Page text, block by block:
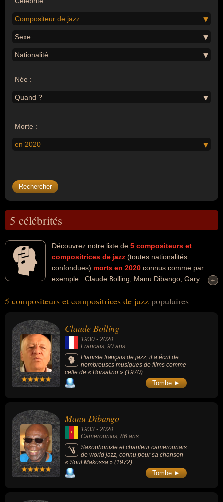
Compositeur de jazz
Sexe
Nationalité
Née :
Quand ?
Morte :
en 2020
5 célébrités
Découvrez notre liste de 5 compositeurs et
compositrices de jazz (toutes nationalités
confondues) morts en 2020 connus comme par
exemple : Claude Bolling, Manu Dibango, Gary
peuvent avoir des liens variés dans les domaines de l'art, du
célébrités peuvent également avoir été arrangeur musical, artiste,
chef d'orchestre, compositeur, compositeur de musique de film,
musicien, pianiste, chanteur, chanteur de jazz, saxophoniste ou
contrebassiste. En ce qui concerne leurs nationalités au moment
de leurs morts, ils peuvent avoir été francais, camerounais ou
américain par exemple.
+
+
5 compositeurs et compositrices de jazz populaires
Claude Bolling
1930 - 2020
Francais, 90 ans
Pianiste français de jazz, il a écrit de
nombreuses musiques de films comme
celle de « Borsalino » (1970).
Tombe ►
Manu Dibango
1933 - 2020
Camerounais , 86 ans
Saxophoniste et chanteur camerounais
de world jazz, connu pour sa chanson
« Soul Makossa » (1972).
Tombe ►